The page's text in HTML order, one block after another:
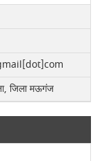
जिला मऊगंज